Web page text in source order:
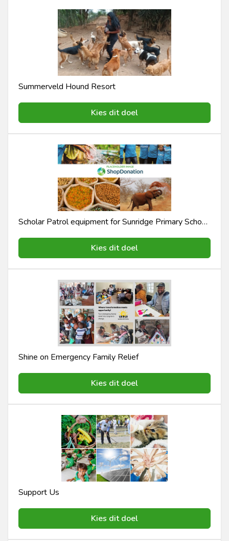
Summerveld Hound Resort
Kies dit doel
Scholar Patrol equipment for Sunridge Primary School tiktokangelscpt
Kies dit doel
Shine on Emergency Family Relief
Kies dit doel
Support Us
Kies dit doel